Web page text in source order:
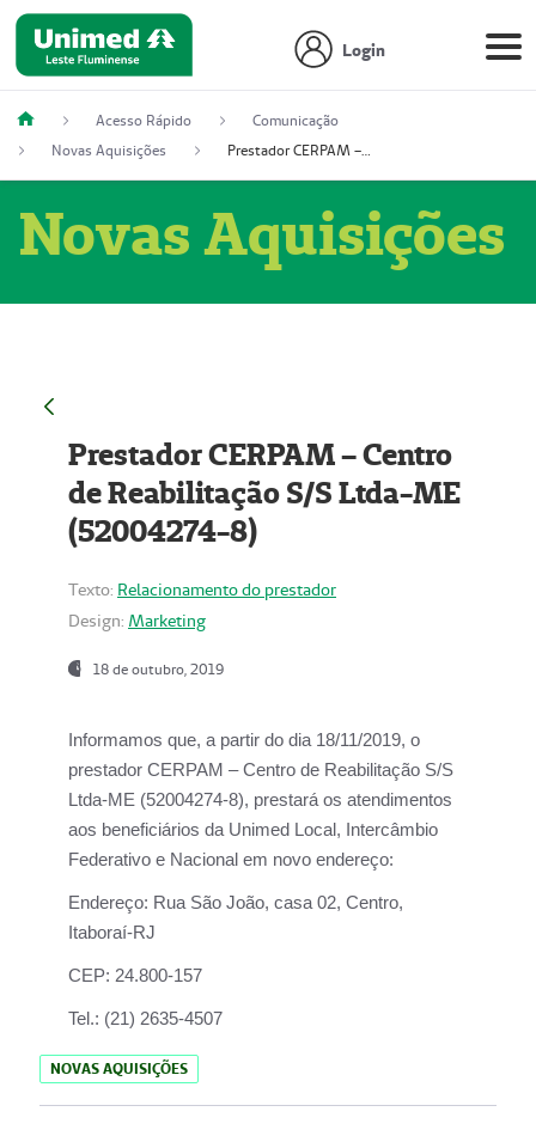
Login
Acesso Rápido
Comunicação
Novas Aquisições
Prestador CERPAM – Centro de Reabilitação S/S Ltda-ME (52004274-8)
Novas Aquisições
Prestador CERPAM – Centro
de Reabilitação S/S Ltda-ME
(52004274-8)
Texto: Relacionamento do prestador
Design: Marketing
18 de outubro, 2019
Informamos que, a partir do dia 18/11/2019, o
prestador CERPAM – Centro de Reabilitação S/S
Ltda-ME (52004274-8), prestará os atendimentos
aos beneficiários da Unimed Local, Intercâmbio
Federativo e Nacional em novo endereço:
Endereço: Rua São João, casa 02, Centro,
Itaboraí-RJ
CEP: 24.800-157
Tel.: (21) 2635-4507
NOVAS AQUISIÇÕES